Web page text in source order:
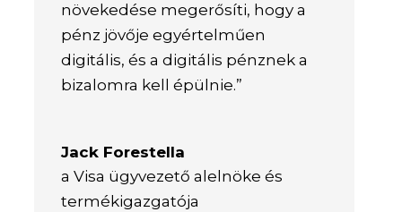
növekedése megerősíti, hogy a
pénz jövője egyértelműen
digitális, és a digitális pénznek a
bizalomra kell épülnie.”
Jack Forestella
a Visa ügyvezető alelnöke és
termékigazgatója